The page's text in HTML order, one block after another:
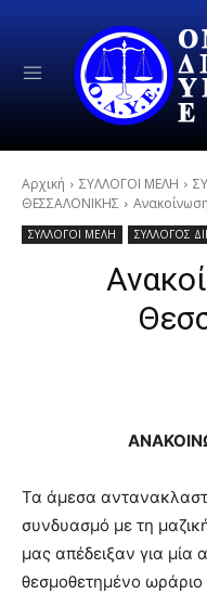
Αρχική ΣΥΛΛΟΓΟΙ ΜΕΛΗ
ΘΕΣΣΑΛΟΝΙΚΗΣ
ΣΥΛΛΟΓΟΙ ΜΕΛΗ ΣΥΛΛΟΓΟΣ
Τα άμεσα
συνδυασμό με τη
μας απέδειξαν για
θεσμοθετημένο ωράριο